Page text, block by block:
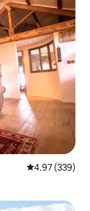
平均评分 4.97
4.97 (339)